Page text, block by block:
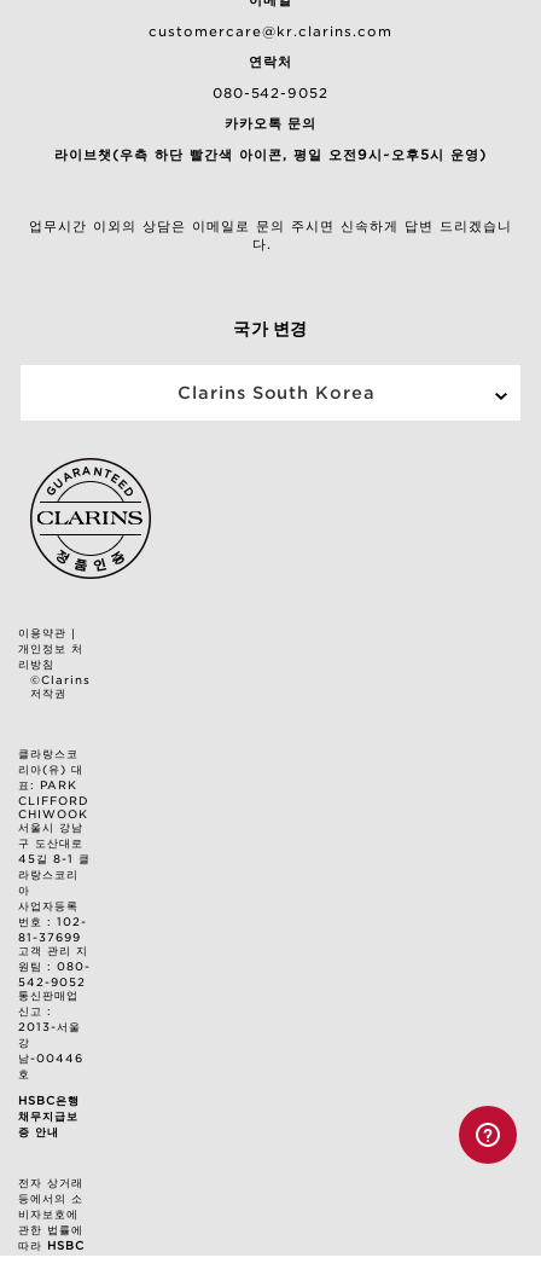
customercare@kr.clarins.com
연락처
080-542-9052
카카오톡 문의
라이브챗(우측 하단 빨간색 아이콘, 평일 오전9시~오후5시 운영)
업무시간 이외의 상담은 이메일로 문의 주시면 신속하게 답변 드리겠습니
다.
국가 변경
Clarins South Korea
이용약관 |
개인정보 처
리방침
©Clarins
저작권
클라랑스코
리아(유) 대
표: PARK
CLIFFORD
CHIWOOK
서울시 강남
구 도산대로
45길 8-1 클
라랑스코리
아
사업자등록
번호 : 102-
81-37699
고객 관리 지
원팀 : 080-
542-9052
통신판매업
신고 :
2013-서울
강
남-00446
호
HSBC은행
채무지급보
증 안내
전자 상거래
등에서의 소
비자보호에
관한 법률에
따라
HSBC